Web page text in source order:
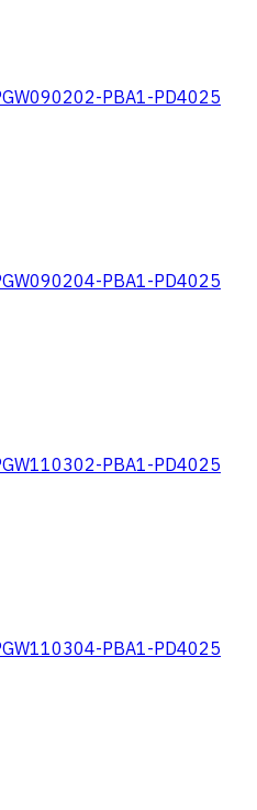
PBA1-PD4025
PBA1-PD4025
PBA1-PD4025
PBA1-PD4025